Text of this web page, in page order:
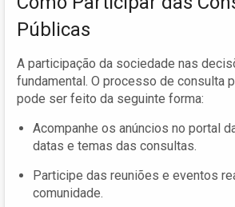
Públicas
A participação da sociedade nas
fundamental. O processo de consulta
pode ser feito da seguinte forma:
Acompanhe os anúncios no portal
datas e temas das consultas.
Participe das reuniões e eventos
comunidade.